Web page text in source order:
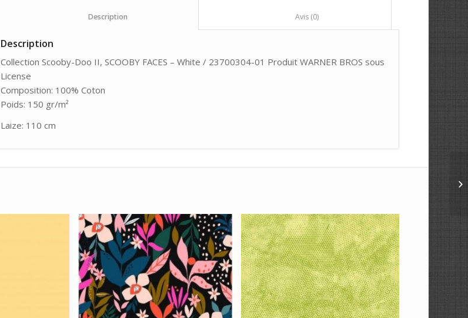
Description
Collection Scooby-Doo II, SCOOBY FACES – White / 23700304-01 Produit WARNER BROS sous
License
Composition: 100% Coton
Poids: 150 gr/m²
Laize: 110 cm